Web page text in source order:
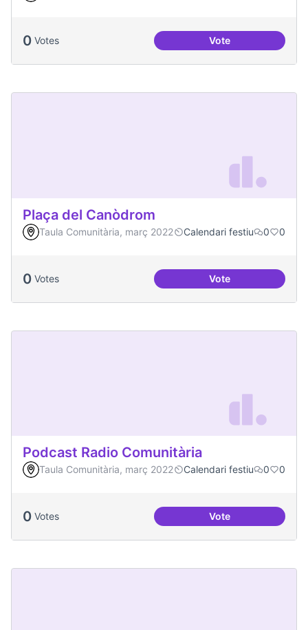
0 Votes VoteDia Mundial de la
Plaça del Canòdrom
Taula Comunitària, març 2022 Calendari festiu 0 0
0 Votes VotePlaça del
Podcast Radio Comunitària
Taula Comunitària, març 2022 Calendari festiu 0 0
0 Votes VotePodcast Radio